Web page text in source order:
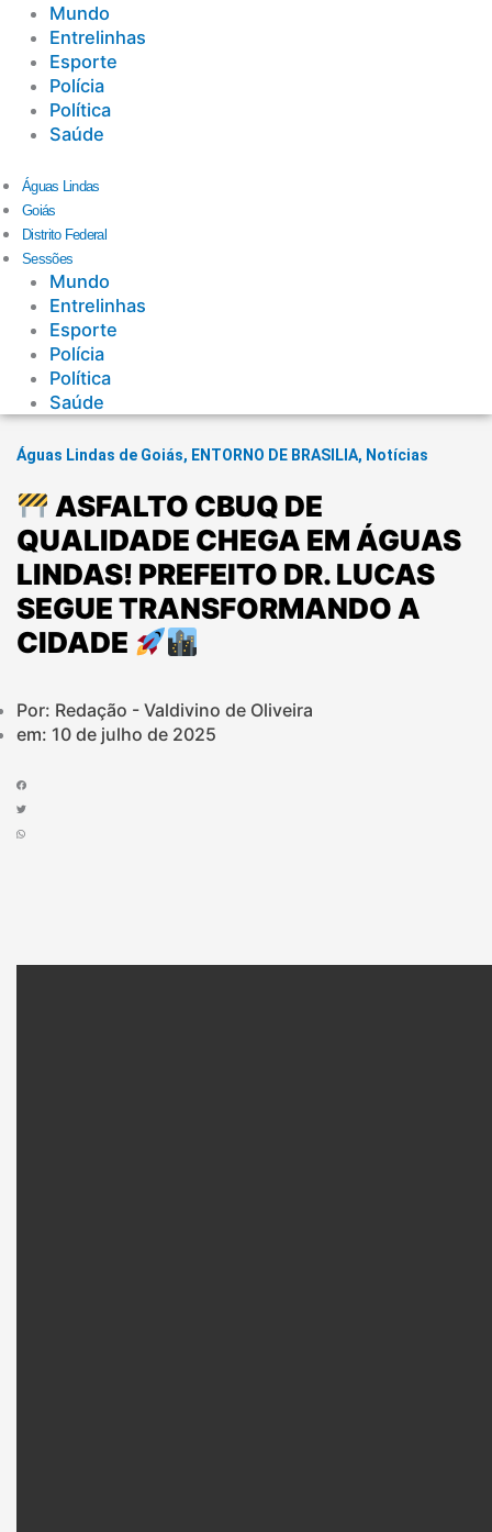
Mundo
Entrelinhas
Esporte
Polícia
Política
Saúde
Águas Lindas
Goiás
Distrito Federal
Sessões
Mundo
Entrelinhas
Esporte
Polícia
Política
Saúde
Águas Lindas de Goiás, ENTORNO DE BRASILIA, Notícias
ASFALTO CBUQ DE
QUALIDADE CHEGA EM ÁGUAS
LINDAS! PREFEITO DR. LUCAS
SEGUE TRANSFORMANDO A
CIDADE
Por: Redação - Valdivino de Oliveira
em: 10 de julho de 2025